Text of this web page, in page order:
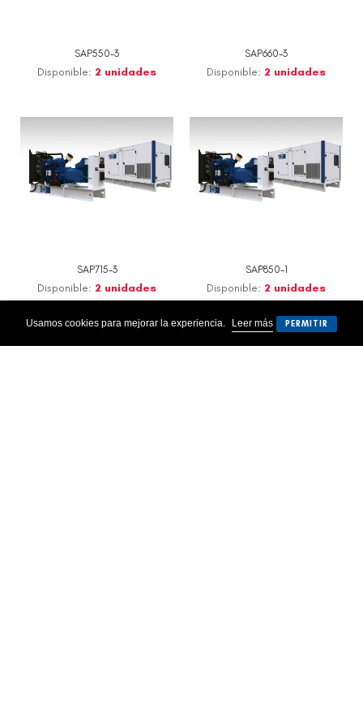
Usamos cookies para mejorar la experiencia. Leer más PERMITIR
SAP550-3
Disponible: 2 unidades
SAP660-3
Disponible: 2 unidades
SAP715-3
Disponible: 2 unidades
SAP850-1
Disponible: 2 unidades